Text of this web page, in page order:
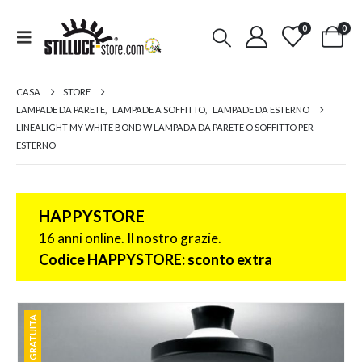
0 0
CASA
STORE
LAMPADE DA PARETE
LAMPADE A SOFFITTO
LAMPADE DA ESTERNO
LINEALIGHT MY WHITE BOND W LAMPADA DA PARETE O SOFFITTO PER
ESTERNO
HAPPYSTORE
16 anni online. Il nostro grazie.
Codice HAPPYSTORE: sconto extra